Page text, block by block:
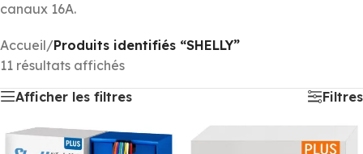
canaux 16A.
Accueil/Produits identifiés “SHELLY”
11 résultats affichés
Afficher les filtres
Filtres